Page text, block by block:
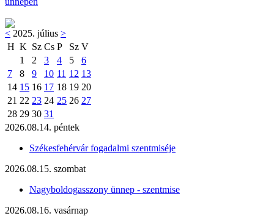
< 2025. július >
H K Sz Cs P Sz V
1
2 3 4 5
6
7
8 9 10 11 12 13
14 15 16 17 18 19 20
21 22 23 24 25 26 27
28 29 30 31
2026.08.14. péntek
Székesfehérvár fogadalmi szentmiséje
2026.08.15. szombat
Nagyboldogasszony ünnep - szentmise
2026.08.16. vasárnap